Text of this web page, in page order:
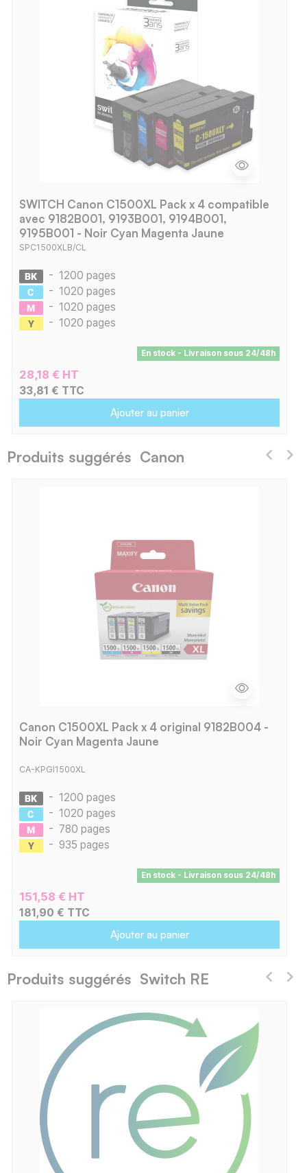
SWITCH Canon C1500XL Pack x 4 compatible
avec 9182B001, 9193B001, 9194B001,
9195B001 - Noir Cyan Magenta Jaune
SPC1500XLB/CL
- 1200 pages
- 1020 pages
- 1020 pages
- 1020 pages
En stock - Livraison sous 24/48h
28,18 € HT
33,81 € TTC
Ajouter au panier
Produits suggérés Canon
Canon C1500XL Pack x 4 original 9182B004 -
Noir Cyan Magenta Jaune
CA-KPGI1500XL
- 1200 pages
- 1020 pages
- 780 pages
- 935 pages
En stock - Livraison sous 24/48h
151,58 € HT
181,90 € TTC
Ajouter au panier
Produits suggérés Switch RE